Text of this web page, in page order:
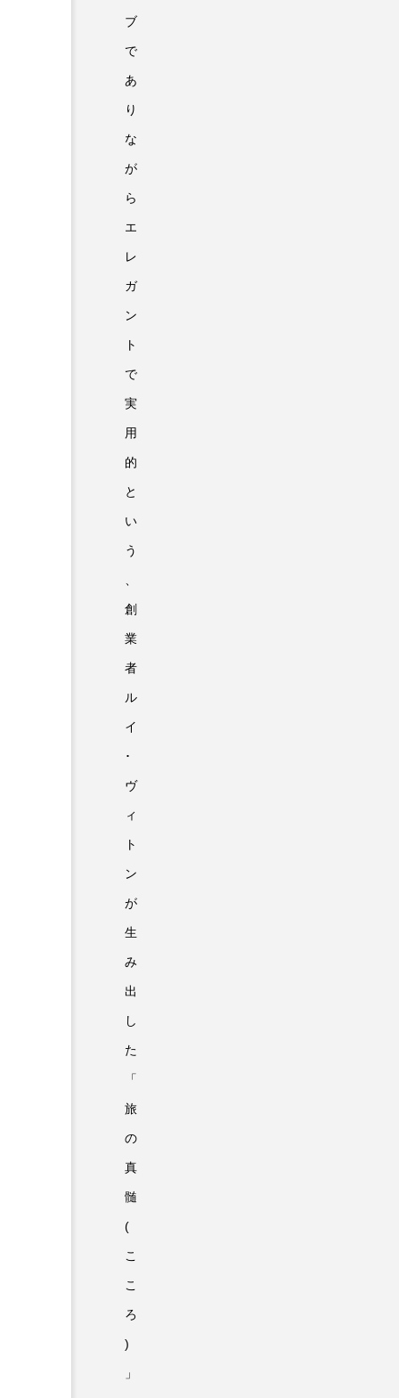
ブ
で
あ
り
な
が
ら
エ
レ
ガ
ン
ト
で
実
用
的
と
い
う
創
業
者
ル
イ
･
ヴ
ィ
ト
ン
が
生
み
出
し
た
「
旅
の
真
髄
(
こ
こ
ろ
)
」